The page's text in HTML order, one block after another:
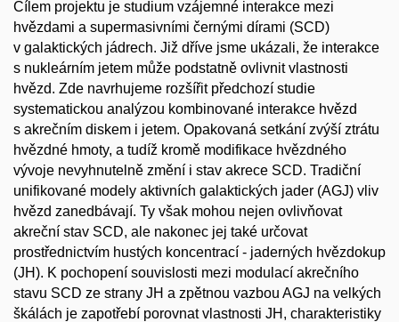
Cílem projektu je studium vzájemné interakce mezi
hvězdami a supermasivními černými dírami (SCD)
v galaktických jádrech. Již dříve jsme ukázali, že interakce
s nukleárním jetem může podstatně ovlivnit vlastnosti
hvězd. Zde navrhujeme rozšířit předchozí studie
systematickou analýzou kombinované interakce hvězd
s akrečním diskem i jetem. Opakovaná setkání zvýší ztrátu
hvězdné hmoty, a tudíž kromě modifikace hvězdného
vývoje nevyhnutelně změní i stav akrece SCD. Tradiční
unifikované modely aktivních galaktických jader (AGJ) vliv
hvězd zanedbávají. Ty však mohou nejen ovlivňovat
akreční stav SCD, ale nakonec jej také určovat
prostřednictvím hustých koncentrací - jaderných hvězdokup
(JH). K pochopení souvislosti mezi modulací akrečního
stavu SCD ze strany JH a zpětnou vazbou AGJ na velkých
škálách je zapotřebí porovnat vlastnosti JH, charakteristiky